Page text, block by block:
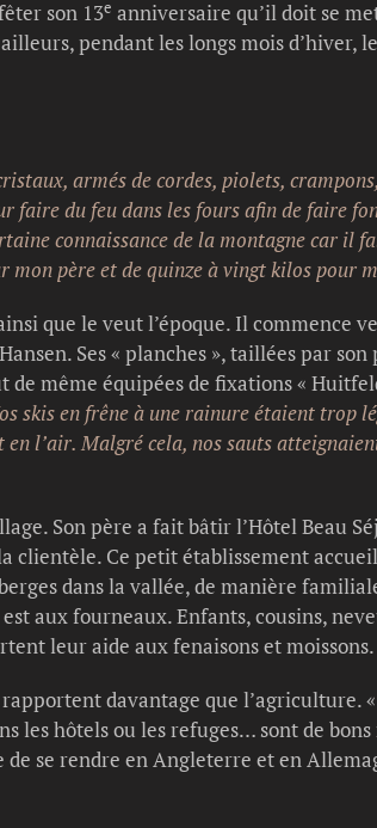
son 13e anniversaire qu’il doit se
pendant les longs mois d’hiver,
armés de cordes, piolets,
du feu dans les fours afin de faire
connaissance de la montagne car il
mon père et de quinze à vingt kilos pour
que le veut l’époque. Il commence
Ses « planches », taillées par
même équipées de fixations «
skis en frêne à une rainure étaient trop
l’air. Malgré cela, nos sauts
Son père a fait bâtir l’Hôtel Beau
clientèle. Ce petit établissement
dans la vallée, de manière
aux fourneaux. Enfants, cousins,
leur aide aux fenaisons et moissons.
davantage que l’agriculture.
les hôtels ou les refuges… sont de
de se rendre en Angleterre et en